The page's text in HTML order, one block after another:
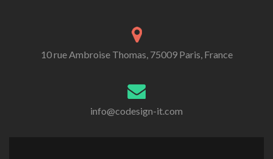
10 rue Ambroise Thomas, 75009 Paris, France
info@codesign-it.com